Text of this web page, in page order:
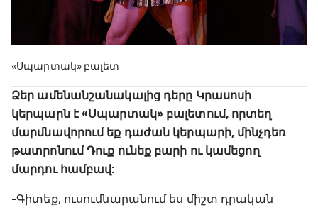
«Սպարտակ» բալետ
Ձեր ամենանշանակալից դերը Կրասոսի
կերպարն է «Սպարտակ» բալետում, որտեղ
մարմնավորում եք դաժան կերպարի, մինչդեռ
թատրոնում Դուք ունեք բարի ու կամեցող
մարդու համբավ:
-Գիտեք, ուսումնարանում ես միշտ դրական